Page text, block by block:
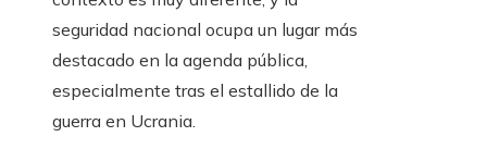
seguridad nacional ocupa un lugar más
destacado en la agenda pública,
especialmente tras el estallido de la
guerra en Ucrania.